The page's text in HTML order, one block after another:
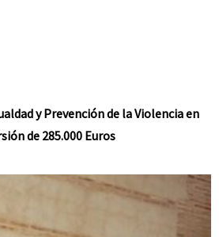
y Prevención de la Violencia en
de 285.000 Euros